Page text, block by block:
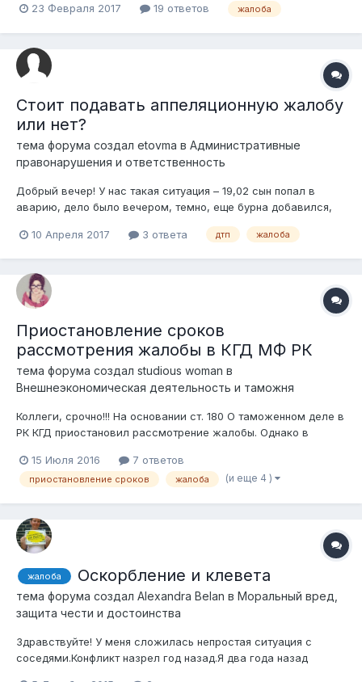
333 части 1 КОАП. Статья 333. Выпуск в эксплуатацию
нормативов содержания загрязняющих вещест...
23 Февраля 2017 19 ответов жалоба
Стоит подавать аппеляционную жалобу
или нет?
тема форума создал etovma в Административные
правонарушения и ответственность
Добрый вечер! У нас такая ситуация – 19,02 сын попал в
аварию, дело было вечером, темно, еще бурна добавился,
разметку. Приехали гаишни, потом еще одни, так мы поняли
схема неправильная, сын под...
10 Апреля 2017 3 ответа дтп жалоба
Приостановление сроков
рассмотрения жалобы в КГД МФ РК
тема форума создал studious woman в
Внешнеэкономическая деятельность и таможня
Коллеги, срочно!!! На основании ст. 180 О таможенном деле в
РК КГД приостановил рассмотрение жалобы. Однако в
Возобновляется ли в таком случае исчисление сроков на
добровольное исполнение требований уполномоченного
15 Июля 2016 7 ответов
приостановление сроков жалоба (и еще 4 )
жалоба Оскорбление и клевета
тема форума создал Alexandra Belan в Моральный вред,
защита чести и достоинства
Здравствуйте! У меня сложилась непростая ситуация с
соседями.Конфликт назрел год назад.Я два года назад